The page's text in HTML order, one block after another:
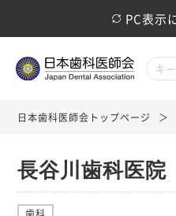
PC表示
日本歯科医師会トップページ
長谷川歯科医院
歯科